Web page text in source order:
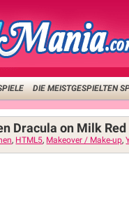
DIE MEISTGESPIELTEN
Dracula on Milk
, HTML5, Makeover / Make-up,